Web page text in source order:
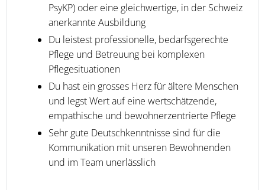
PsyKP) oder eine gleichwertige, in der Schweiz
anerkannte Ausbildung
Du leistest professionelle, bedarfsgerechte
Pflege und Betreuung bei komplexen
Pflegesituationen
Du hast ein grosses Herz für ältere Menschen
und legst Wert auf eine wertschätzende,
empathische und bewohnerzentrierte Pflege
Sehr gute Deutschkenntnisse sind für die
Kommunikation mit unseren Bewohnenden
und im Team unerlässlich